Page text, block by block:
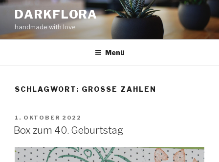
Zum
Inhalt
springen
DARKFLORA
handmade with love
Menü
SCHLAGWORT: GROSSE ZAHLEN
VERÖFFENTLICHT
AM
1. OKTOBER 2022
Box zum 40. Geburtstag